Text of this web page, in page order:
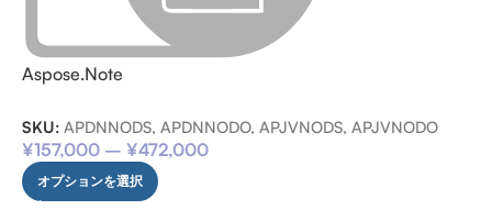
Aspose.Note
SKU: APDNNODS, APDNNODO, APJVNODS, APJVNODO
¥157,000 – ¥472,000
オプションを選択